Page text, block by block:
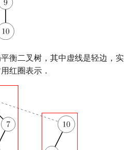
类欧几里德算法
连分数
Stern–Brocot 树与 Farey
衡二叉树，其中虚线是轻边，实
红圈表示．